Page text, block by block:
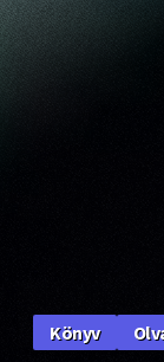
Könyv